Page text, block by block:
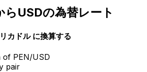
らUSDの為替レート
カドル に換算する
of PEN/USD
pair